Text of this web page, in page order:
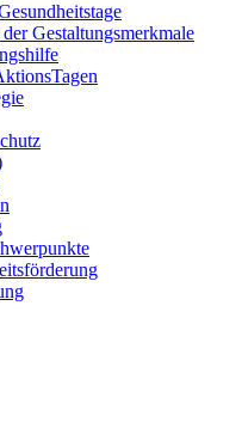
Gestaltungsmerkmale